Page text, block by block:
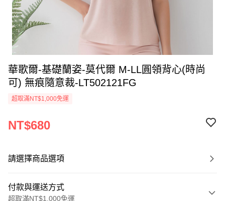
華歌爾-基礎蘭姿-莫代爾 M-LL圓領背心(時尚
可) 無痕隨意裁-LT502121FG
超取滿NT$1,000免運
NT$680
請選擇商品選項
付款與運送方式
超取滿NT$1,000免運